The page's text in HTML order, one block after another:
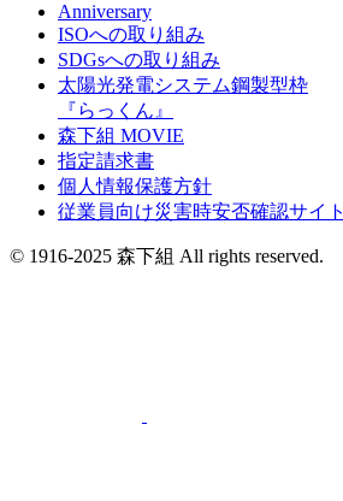
Anniversary
ISOへの取り組み
SDGsへの取り組み
太陽光発電システム鋼製型枠
『らっくん』
森下組 MOVIE
指定請求書
個人情報保護方針
従業員向け災害時安否確認サイト
© 1916-2025 森下組 All rights reserved.